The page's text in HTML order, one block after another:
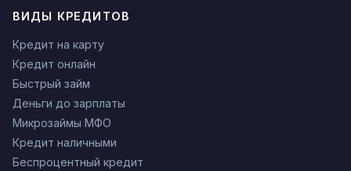
ВИДЫ КРЕДИТОВ
Кредит на карту
Кредит онлайн
Быстрый займ
Деньги до зарплаты
Микрозаймы МФО
Кредит наличными
Беспроцентный кредит